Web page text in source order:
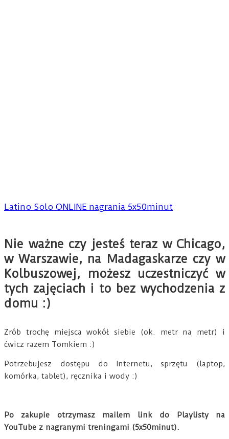
Latino Solo ONLINE nagrania 5x50minut
Nie ważne czy jesteś teraz w Chicago,
w Warszawie, na Madagaskarze czy w
Kolbuszowej, możesz uczestniczyć w
tych zajęciach i to bez wychodzenia z
domu :)
Zrób trochę miejsca wokół siebie (ok. metr na metr) i
ćwicz razem Tomkiem :)
Potrzebujesz dostępu do Internetu, sprzętu (laptop,
komórka, tablet), ręcznika i wody :)
Po zakupie otrzymasz mailem link do Playlisty na
YouTube z nagranymi treningami (5x50minut).